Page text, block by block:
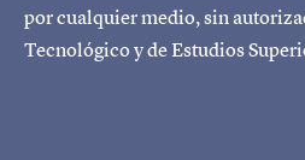
por cualquier medio, sin
Tecnológico y de Estudios